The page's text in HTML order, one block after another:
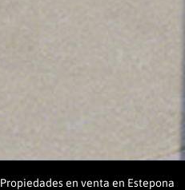
Propiedades en venta en Estepona